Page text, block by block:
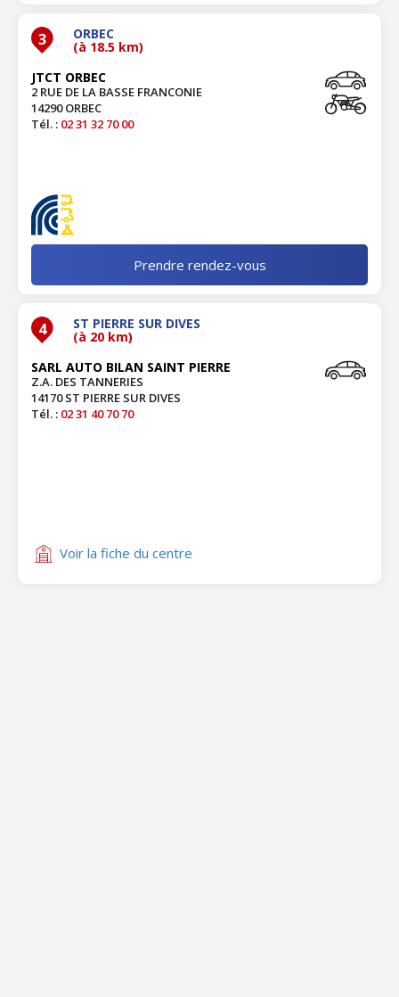
3 ORBEC
(à 18.5 km)
JTCT ORBEC
2 RUE DE LA BASSE FRANCONIE
14290 ORBEC
Tél. : 02 31 32 70 00
Prendre rendez-vous
4 ST PIERRE SUR DIVES
(à 20 km)
SARL AUTO BILAN SAINT PIERRE
Z.A. DES TANNERIES
14170 ST PIERRE SUR DIVES
Tél. : 02 31 40 70 70
Voir la fiche du centre